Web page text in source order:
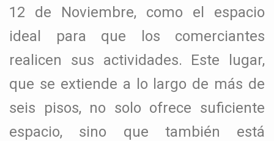
12 de Noviembre, como el espacio
ideal para que los comerciantes
realicen sus actividades. Este lugar,
que se extiende a lo largo de más de
seis pisos, no solo ofrece suficiente
espacio, sino que también está